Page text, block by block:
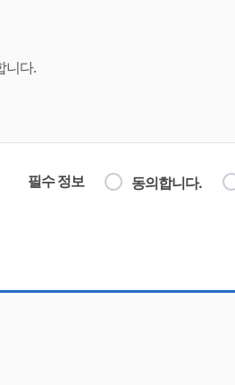
니다.
필수 정보 동의합니다.